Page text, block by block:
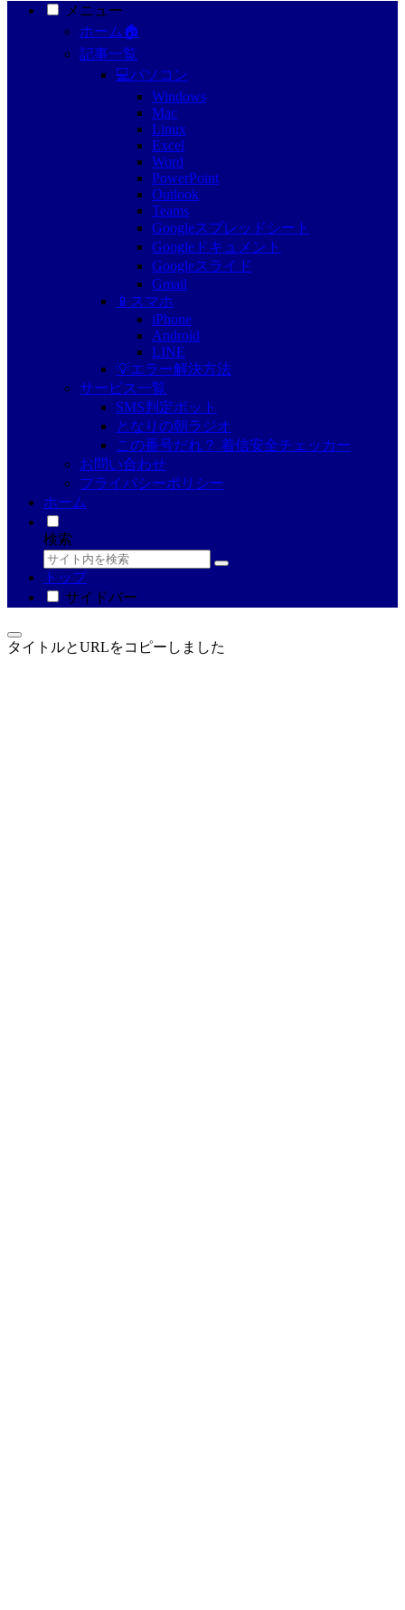
メニュー
ホーム🏠
記事一覧
💻パソコン
Windows
Mac
Linux
Excel
Word
PowerPoint
Outlook
Teams
Googleスプレッドシート
Googleドキュメント
Googleスライド
Gmail
📱スマホ
iPhone
Android
LINE
💡エラー解決方法
サービス一覧
SMS判定ボット
となりの朝ラジオ
この番号だれ？ 着信安全チェッカー
お問い合わせ
プライバシーポリシー
ホーム
検索
トップ
サイドバー
タイトルとURLをコピーしました